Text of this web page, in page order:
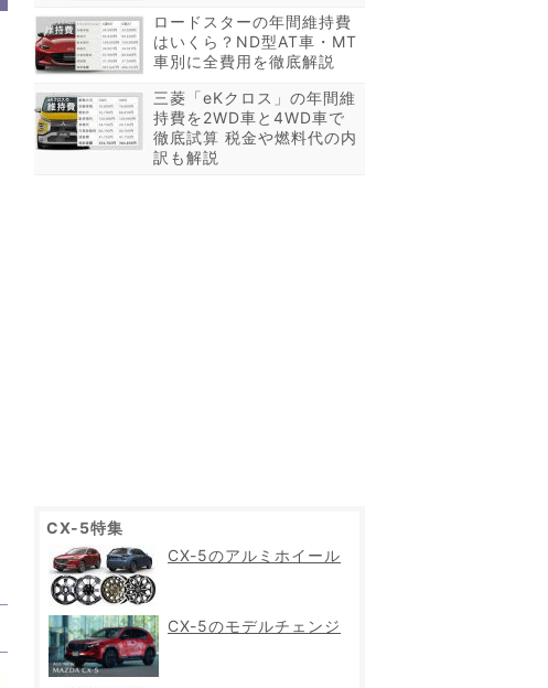
ロードスターの年間維持費
はいくら？ND型AT車・MT
車別に全費用を徹底解説
三菱「eKクロス」の年間維
持費を2WD車と4WD車で
徹底試算 税金や燃料代の内
訳も解説
CX-5特集
CX-5のアルミホイール
CX-5のモデルチェンジ